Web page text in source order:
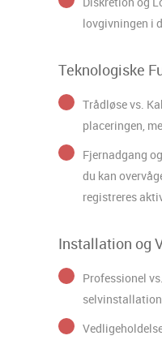
lovgivningen i
Teknologiske
Trådløse vs.
placeringen,
Fjernadgang
du kan
registreres
Installation og
Professionel